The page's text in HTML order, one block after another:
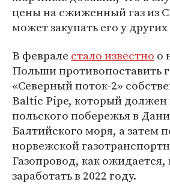
цены на сжиженный газ из
может закупать его у
В феврале стало известно о
Польши противопоставить
«Северный поток-2»
Baltic Pipe, который должен
польского побережья в
Балтийского моря, а затем
норвежской
Газопровод, как
заработать в 2022 году.